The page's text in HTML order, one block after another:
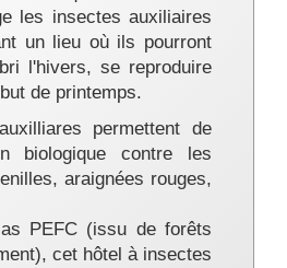
les insectes auxiliaires
un lieu où ils pourront
l'hivers, se reproduire
de printemps.
permettent de
biologique contre les
araignées rouges,
PEFC (issu de forêts
cet hôtel à insectes